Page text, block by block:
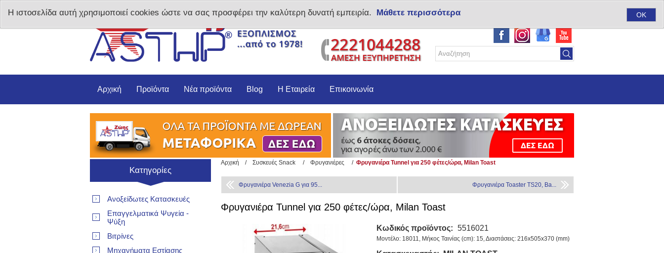
Δημιoυργία λογαριασμού Σύνδεση
Αρχική Προϊόντα Νέα προϊόντα Blog Η Εταιρεία Επικοινωνία
Αρχική / Συσκευές Snack / Φρυγανιέρες / Φρυγανιέρα Tunnel για 250 φέτες/ώρα, Milan Toast
Φρυγανιέρα Venezia G για 95... Φρυγανιέρα Toaster TS20, Ba...
Φρυγανιέρα Tunnel για 250 φέτες/ώρα, Milan Toast
Κωδικός προϊόντος: 5516021
Μοντέλο: 18011, Μήκος Ταινίας (cm): 15, Διαστάσεις: 216x505x370 (mm)
Κατηγορίες
Ανοξείδωτες Κατασκευές
Επαγγελματικά Ψυγεία -
Ψύξη
Βιτρίνες
Μηχανήματα Εστίασης
Η ιστοσελίδα αυτή χρησιμοποιεί cookies ώστε να σας προσφέρει την καλύτερη δυνατή εμπειρία. OK
Μάθετε περισσότερα